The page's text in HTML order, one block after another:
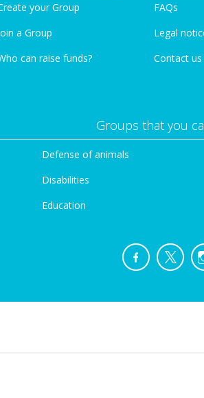
your Group
a Group
can raise funds?
FAQs
Legal
Contact us
Groups that you
Defense of animals
Disabilities
Education